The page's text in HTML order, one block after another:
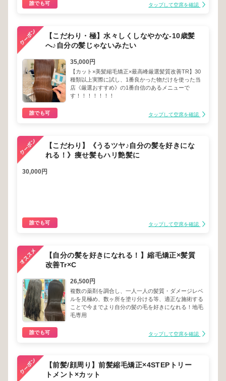
誰でも可 タップして空席を確認
【こだわり・極】水々しくしなやかな-10歳髪
へ♪自分の髪じゃないみたい
35,000円
【カット×美髪縮毛矯正×最高峰厳選髪質改善TR】30
種類以上実際に試し、1番良かった物だけを使った当
店《厳選おすすめ》の1番自信のあるメニューで
す！！！！！！！
誰でも可 タップして空席を確認
【こだわり】《うるツヤ♪自分の髪を好きにな
れる！》痩せ髪もハリ艶髪に
30,000円
誰でも可 タップして空席を確認
【自分の髪を好きになれる！】縮毛矯正×髪質
改善Tr×C
26,500円
複数の薬剤を調合し、一人一人の髪質・ダメージレベ
ルを見極め、数ヶ所を塗り分ける等、適正な施術する
ことで今までより自分の髪の毛を好きになれる！地毛
毛専用
誰でも可 タップして空席を確認
【前髪/顔周り】前髪縮毛矯正×4STEPトリー
トメント×カット